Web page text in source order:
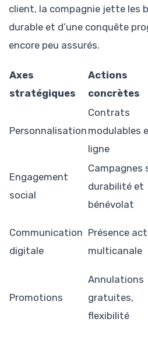
client, la compagnie jette les
durable et d’une conquête
encore peu assurés.
Axes
stratégiques
Actions
concrètes
Personnalisation
Contrats
modulables
ligne
Engagement
social
Campagnes
durabilité et
bénévolat
Communication
digitale
Présence
multicanale
Promotions
Annulations
gratuites,
flexibilité